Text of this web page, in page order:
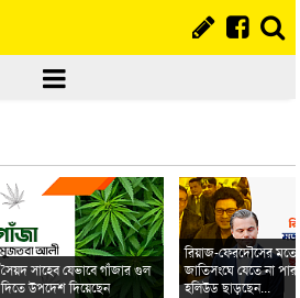
সৈয়দ সাহেব যেভাবে গাঁজার গুল
দিতে উপদেশ দিয়েছেন
রিয়াজ-ফেরদৌসের মতো
জাতিসংঘে যেতে না
হলিউড ছাড়ছেন...